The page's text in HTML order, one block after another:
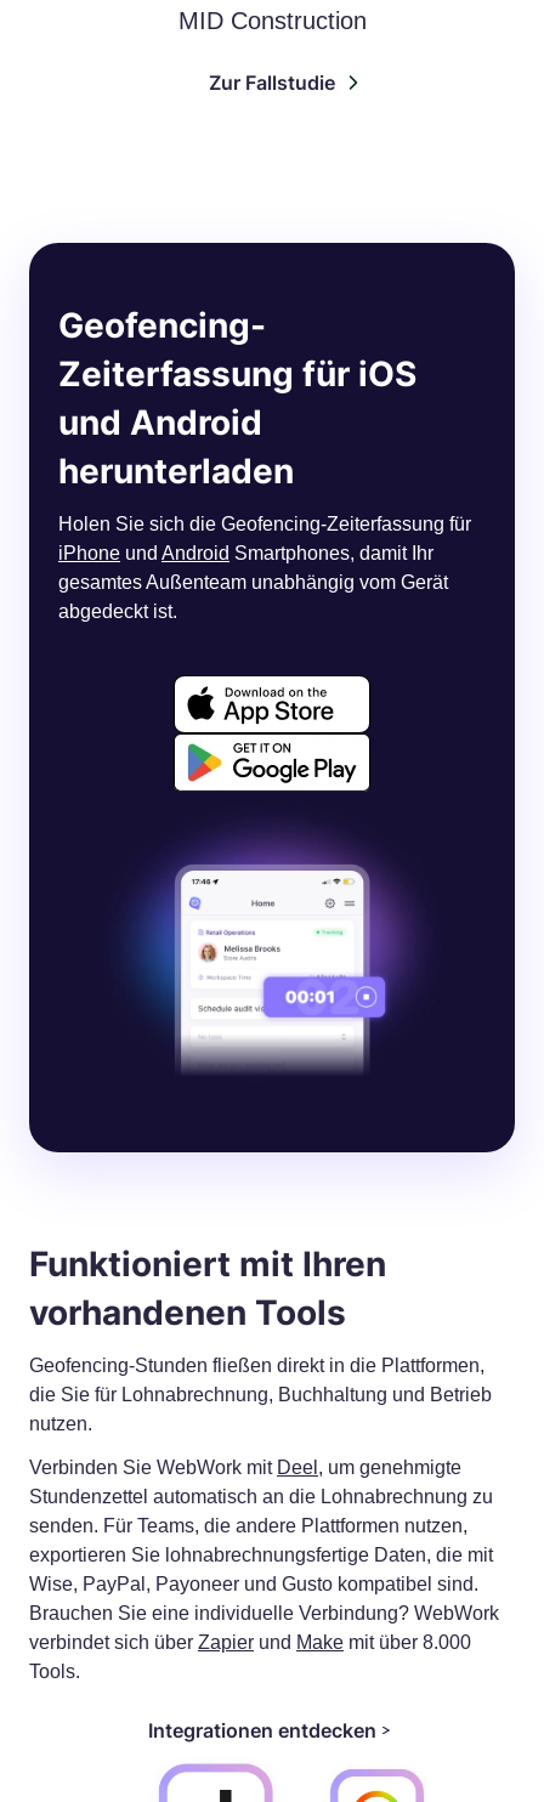
MID Construction
Zur Fallstudie
Geofencing-
Zeiterfassung für iOS
und Android
herunterladen
Holen Sie sich die Geofencing-Zeiterfassung für
iPhone und Android Smartphones, damit Ihr
gesamtes Außenteam unabhängig vom Gerät
abgedeckt ist.
Funktioniert mit Ihren
vorhandenen Tools
Geofencing-Stunden fließen direkt in die Plattformen,
die Sie für Lohnabrechnung, Buchhaltung und Betrieb
nutzen.
Verbinden Sie WebWork mit Deel , um genehmigte
Stundenzettel automatisch an die Lohnabrechnung zu
senden. Für Teams, die andere Plattformen nutzen,
exportieren Sie lohnabrechnungsfertige Daten, die mit
Wise, PayPal, Payoneer und Gusto kompatibel sind.
Brauchen Sie eine individuelle Verbindung? WebWork
verbindet sich über Zapier und Make mit über 8.000
Tools.
Integrationen entdecken